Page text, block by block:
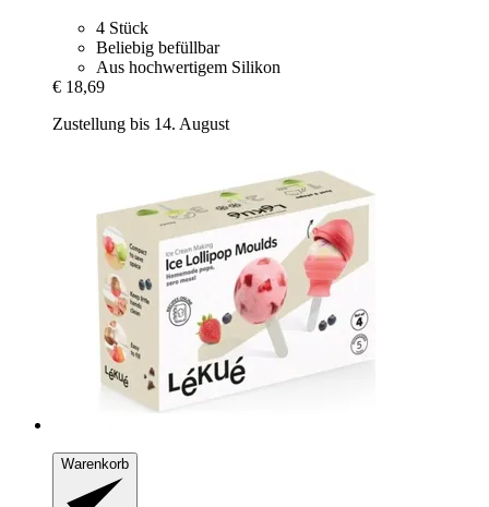
4 Stück
Beliebig befüllbar
Aus hochwertigem Silikon
€ 18,69
Zustellung bis 14. August
Warenkorb